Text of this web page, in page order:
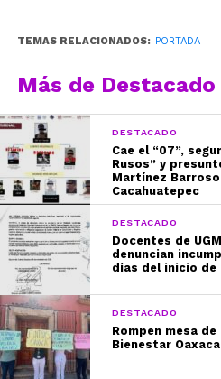
TEMAS RELACIONADOS: PORTADA
Más de Destacado
DESTACADO
Cae el “07”,
Rusos” y
Martínez Barroso
Cacahuatepec
DESTACADO
Docentes de
denuncian
días del inicio de
DESTACADO
Rompen mesa
Bienestar Oaxaca